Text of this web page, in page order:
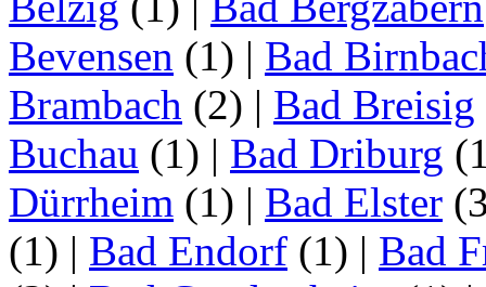
Bevensen (1) | Bad
Brambach (2) | Bad Breisig
Buchau (1) | Bad Driburg
Dürrheim (1) | Bad Elster
(1) | Bad Endorf (1) | Bad